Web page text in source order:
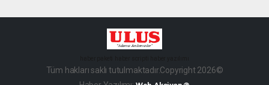
Tüm hakları saklı tutulmaktadır.Copyright 2026©